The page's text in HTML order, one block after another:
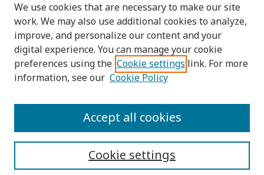
Browse
Collections
Disciplines
Authors
We use cookies that are necessary to make our site
work. We may also use additional cookies to analyze,
improve, and personalize our content and your
digital experience. You can manage your cookie
preferences using the Cookie settings link. For more
information, see our Cookie Policy
Cookie settings
Accept all cookies